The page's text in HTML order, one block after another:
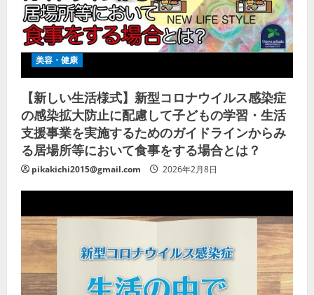
美容・健康
【新しい生活様式】新型コロナウイルス感染症
の感染拡大防止に配慮して子どもの学習・生活
支援事業を実施するためのガイドラインからみ
る居場所等において食事をする場合とは？
pikakichi2015@gmail.com 2026年2月8日